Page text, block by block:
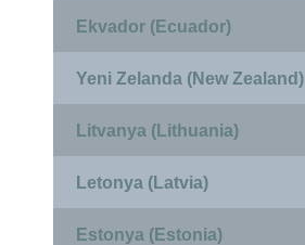
Ekvador (Ecuador)
Yeni Zelanda (New Zealand)
Litvanya (Lithuania)
Letonya (Latvia)
Estonya (Estonia)